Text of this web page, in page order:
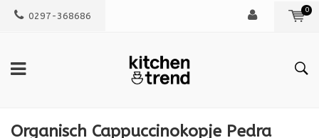
0297-368686
0
Organisch Cappuccinokopje Pedra